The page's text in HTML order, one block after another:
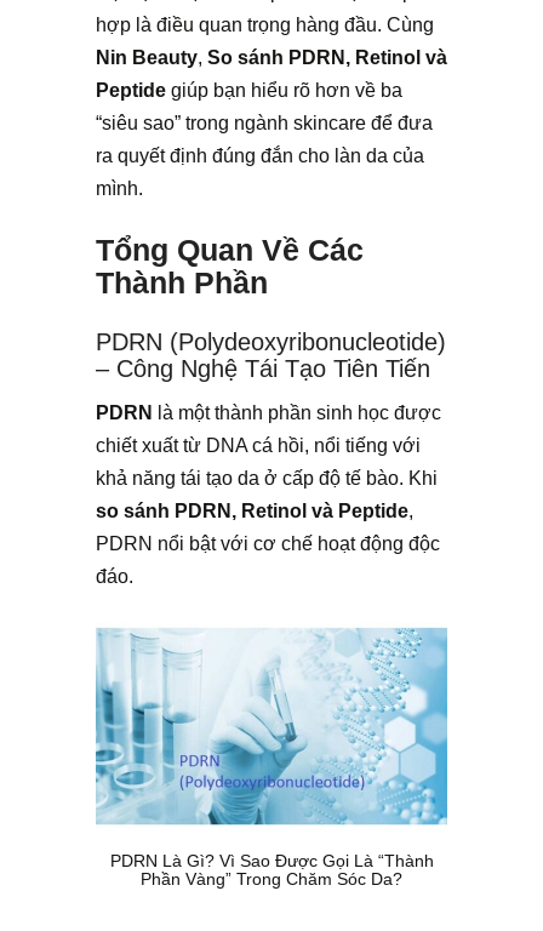
hợp là điều quan trọng hàng đầu. Cùng
Nin Beauty, So sánh PDRN, Retinol và
Peptide giúp bạn hiểu rõ hơn về ba
“siêu sao” trong ngành skincare để đưa
ra quyết định đúng đắn cho làn da của
mình.
Tổng Quan Về Các
Thành Phần
PDRN (Polydeoxyribonucleotide)
– Công Nghệ Tái Tạo Tiên Tiến
PDRN
là một thành phần sinh học được
chiết xuất từ DNA cá hồi, nổi tiếng với
khả năng tái tạo da ở cấp độ tế bào. Khi
so sánh PDRN, Retinol và Peptide,
PDRN nổi bật với cơ chế hoạt động độc
đáo.
PDRN Là Gì? Vì Sao Được Gọi Là “Thành
Phần Vàng” Trong Chăm Sóc Da?